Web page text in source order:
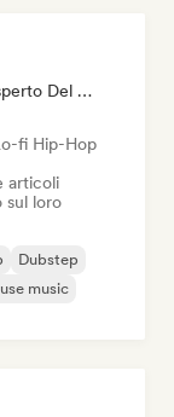
Media/Giornalista, Mentore, Esperto Del Suono
fi Hip-Hop
articoli
sul loro
Dubstep
music